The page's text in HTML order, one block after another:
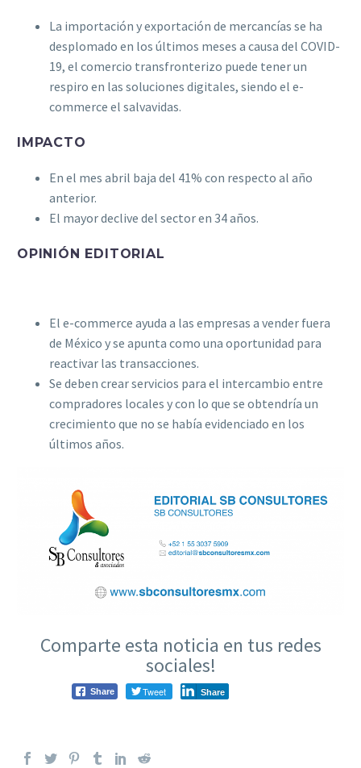
La importación y exportación de mercancías se ha
desplomado en los últimos meses a causa del COVID-
19, el comercio transfronterizo puede tener un
respiro en las soluciones digitales, siendo el e-
commerce el salvavidas.
IMPACTO
En el mes abril baja del 41% con respecto al año
anterior.
El mayor declive del sector en 34 años.
OPINIÓN EDITORIAL
El e-commerce ayuda a las empresas a vender fuera
de México y se apunta como una oportunidad para
reactivar las transacciones.
Se deben crear servicios para el intercambio entre
compradores locales y con lo que se obtendría un
crecimiento que no se había evidenciado en los
últimos años.
Comparte esta noticia en tus redes
sociales!
Share Tweet Share